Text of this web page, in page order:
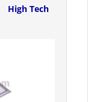
High Tech